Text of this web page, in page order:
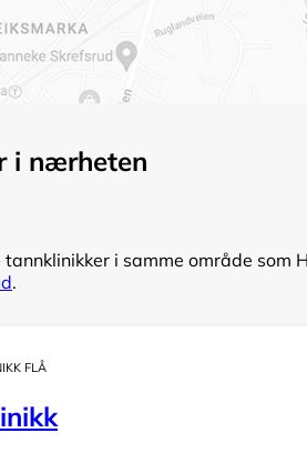
i nærheten
tannklinikker i samme område som
.
FLÅ